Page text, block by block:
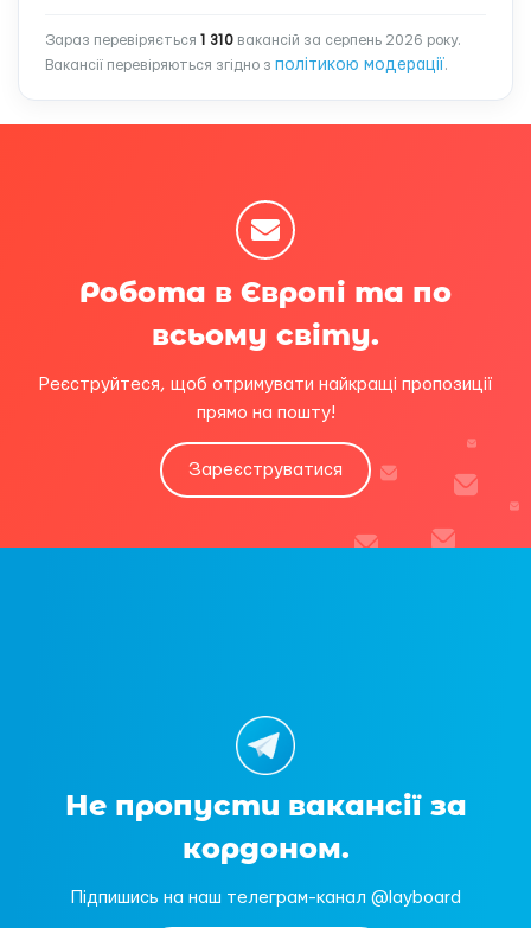
Зараз перевіряється 1 310 вакансій за серпень 2026 року.
Вакансії перевіряються згідно з політикою модерації.
Робота в Європі та по
всьому світу.
Реєструйтеся, щоб отримувати найкращі пропозиції
прямо на пошту!
Зареєструватися
Не пропусти вакансії за
кордоном.
Підпишись на наш телеграм-канал @layboard